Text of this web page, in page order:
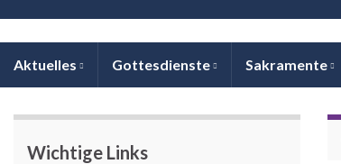
Aktuelles Gottesdienste Sakramente
Wichtige Links